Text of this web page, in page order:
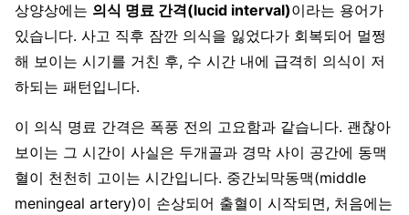
상양상에는 의식 명료 간격(lucid interval)이라는 용어가
있습니다. 사고 직후 잠깐 의식을 잃었다가 회복되어 멀쩡
해 보이는 시기를 거친 후, 수 시간 내에 급격히 의식이 저
하되는 패턴입니다.
이 의식 명료 간격은 폭풍 전의 고요함과 같습니다. 괜찮아
보이는 그 시간이 사실은 두개골과 경막 사이 공간에 동맥
혈이 천천히 고이는 시간입니다. 중간뇌막동맥(middle
meningeal artery)이 손상되어 출혈이 시작되면, 처음에는